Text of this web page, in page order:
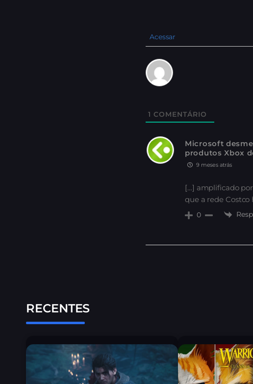
Acessar
1 COMENTÁRIO
Microsoft
produtos Xbox
9 meses atrás
[…] amplificado
que a rede
0
RECENTES